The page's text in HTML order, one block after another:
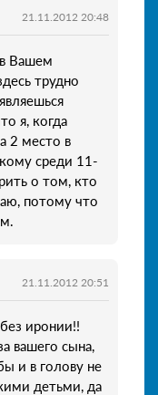
21.11.2012 20:48
Вашем
трудно
я, когда
2 место в
среди 11-
о том, кто
потому что
21.11.2012 20:51
иронии!!
вашего сына,
и в голову не
детьми, да